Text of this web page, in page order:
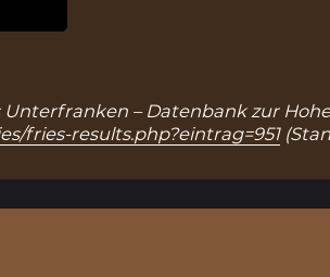
Unterfranken – Datenbank zur
fries-results.php?eintrag=951